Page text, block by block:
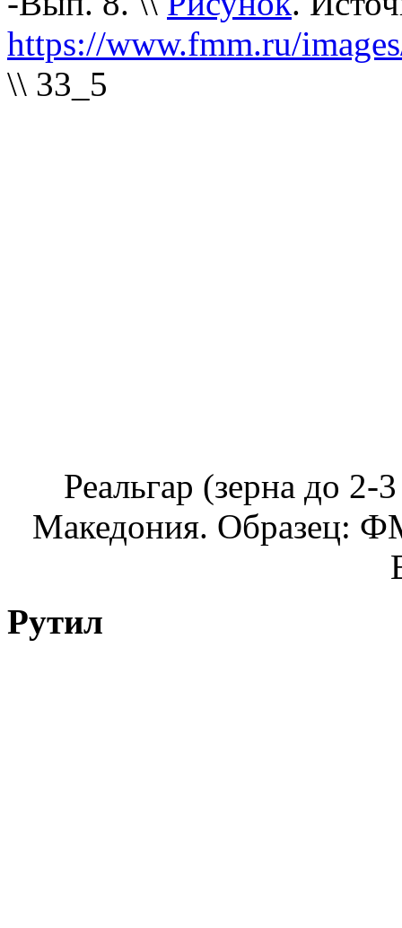
https://www.fmm.ru/
\\ 33_5
Реальгар (зерна до
Македония. Образец:
Рутил